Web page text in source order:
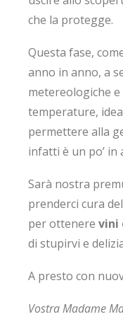
che la protegge.
Questa fase,
anno in anno, a
metereologiche
temperature,
permettere alla
infatti è un po’ in
Sarà nostra
prenderci cura
per ottenere vini
di stupirvi e
A presto con
Vostra Madame